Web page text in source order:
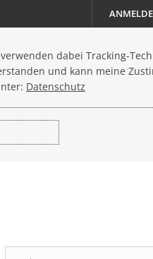
dabei Tracking-
und kann meine
Datenschutz